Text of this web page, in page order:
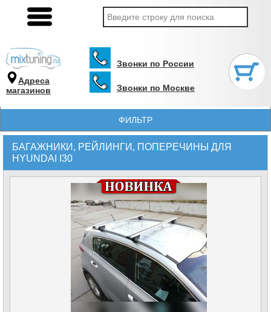
Адреса
магазинов
Звонки по России
Звонки по Москве
ФИЛЬТР
БАГАЖНИКИ, РЕЙЛИНГИ, ПОПЕРЕЧИНЫ ДЛЯ
HYUNDAI I30